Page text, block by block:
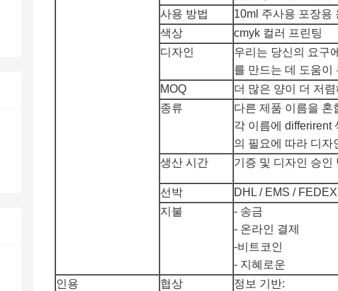
사용 방법
10ml 주사용 포장용
색상
cmyk 컬러 프린팅
디자인
우리는 당신의 요구
를 만드는 데 도움이
MOQ
더 많은 양이 더 저렴
종류
다른 제품 이름을 혼
각 이름에 differirent
의 필요에 따라 디자
생산 시간
기증 및 디자인 승인
선박
DHL / EMS /
지불
- 송금
- 온라인 결제
-비트코인
- 지혜로운
인용
협상 정보 기반: